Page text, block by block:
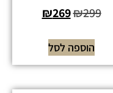
₪299
₪269
הוספה לסל